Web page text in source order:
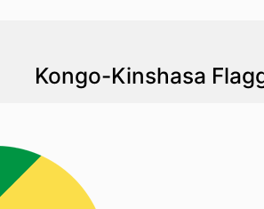
Kongo-Kinshasa